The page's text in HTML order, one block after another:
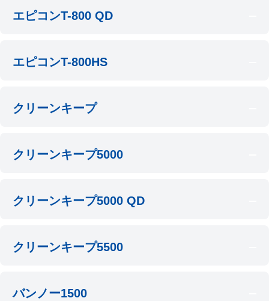
エピコンT-800 QD
エピコンT-800HS
クリーンキープ
クリーンキープ5000
クリーンキープ5000 QD
クリーンキープ5500
バンノー1500